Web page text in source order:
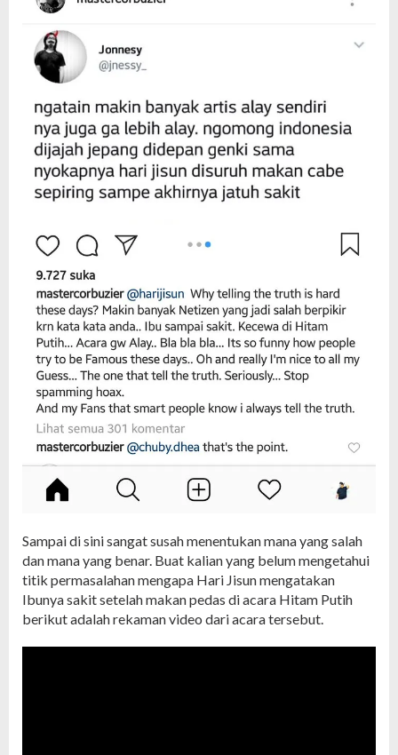
Sampai di sini sangat susah menentukan mana yang salah
dan mana yang benar. Buat kalian yang belum mengetahui
titik permasalahan mengapa Hari Jisun mengatakan
Ibunya sakit setelah makan pedas di acara Hitam Putih
berikut adalah rekaman video dari acara tersebut.